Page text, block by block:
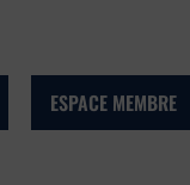
ESPACE MEMBRE